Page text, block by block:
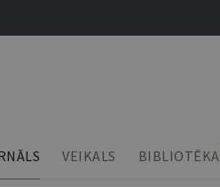
VEIKALS BIBLIOTĒKA